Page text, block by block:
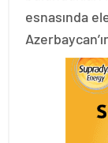
esnasında